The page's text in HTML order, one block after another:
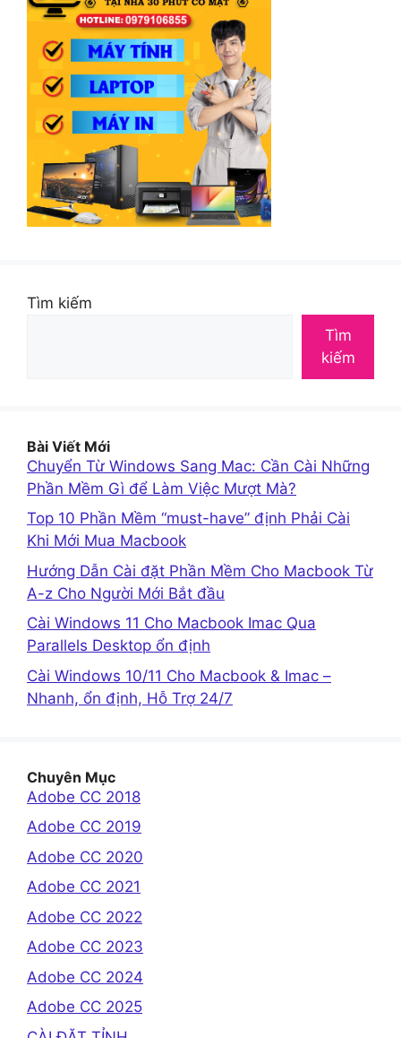
Tìm kiếm
Tìm
kiếm
Bài Viết Mới
Chuyển Từ Windows Sang Mac: Cần Cài Những
Phần Mềm Gì để Làm Việc Mượt Mà?
Top 10 Phần Mềm “must-have” định Phải Cài
Khi Mới Mua Macbook
Hướng Dẫn Cài đặt Phần Mềm Cho Macbook Từ
A-z Cho Người Mới Bắt đầu
Cài Windows 11 Cho Macbook Imac Qua
Parallels Desktop ổn định
Cài Windows 10/11 Cho Macbook & Imac –
Nhanh, ổn định, Hỗ Trợ 24/7
Chuyên Mục
Adobe CC 2018
Adobe CC 2019
Adobe CC 2020
Adobe CC 2021
Adobe CC 2022
Adobe CC 2023
Adobe CC 2024
Adobe CC 2025